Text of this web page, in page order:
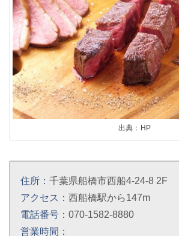
出典：HP
住所： 千葉県船橋市西船4-24-8 2F
アクセス： 西船橋駅から147m
電話番号： 070-1582-8880
営業時間：